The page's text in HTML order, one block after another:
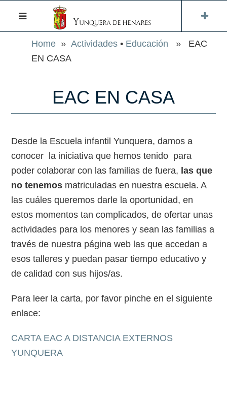
Home »Actividades • Educación » EAC
EN CASA
EAC EN CASA
Desde la Escuela infantil Yunquera, damos a
conocer la iniciativa que hemos tenido para
poder colaborar con las familias de fuera, las que
no tenemos matriculadas en nuestra escuela. A
las cuáles queremos darle la oportunidad, en
estos momentos tan complicados, de ofertar unas
actividades para los menores y sean las familias a
través de nuestra página web las que accedan a
esos talleres y puedan pasar tiempo educativo y
de calidad con sus hijos/as.
Para leer la carta, por favor pinche en el siguiente
enlace:
CARTA EAC A DISTANCIA EXTERNOS
YUNQUERA